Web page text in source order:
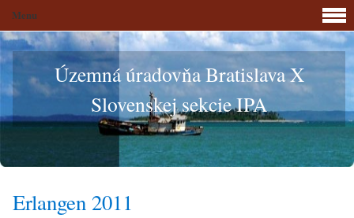
Územná úradovňa Bratislava X
Slovenskej sekcie IPA
Erlangen 2011
Menu